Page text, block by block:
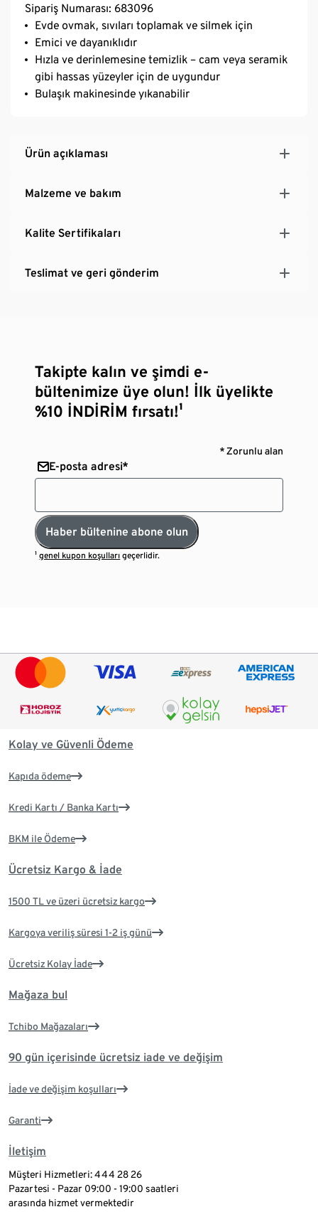
Sipariş Numarası: 683096
Evde ovmak, sıvıları toplamak ve silmek için
Emici ve dayanıklıdır
Hızla ve derinlemesine temizlik – cam veya seramik
gibi hassas yüzeyler için de uygundur
Bulaşık makinesinde yıkanabilir
Ürün açıklaması
Malzeme ve bakım
Kalite Sertifikaları
Teslimat ve geri gönderim
Takipte kalın ve şimdi e-
bültenimize üye olun! İlk üyelikte
%10 İNDİRİM fırsatı!¹
* Zorunlu alan
E-posta adresi*
Haber bültenine abone olun
¹genel kupon koşulları geçerlidir.
Kolay ve Güvenli Ödeme
Kapıda ödeme
Kredi Kartı / Banka Kartı
BKM ile Ödeme
Ücretsiz Kargo & İade
1500 TL ve üzeri ücretsiz kargo
Kargoya veriliş süresi 1-2 iş günü
Ücretsiz Kolay İade
Mağaza bul
Tchibo Mağazaları
90 gün içerisinde ücretsiz iade ve değişim
İade ve değişim koşulları
Garanti
İletişim
Müşteri Hizmetleri: 444 28 26
Pazartesi - Pazar 09:00 - 19:00 saatleri
arasında hizmet vermektedir